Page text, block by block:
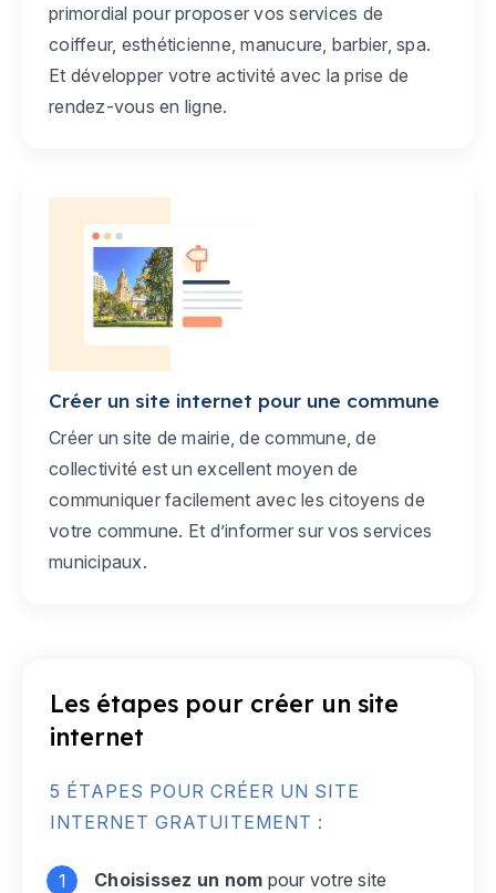
primordial pour proposer vos services de
coiffeur, esthéticienne, manucure, barbier, spa.
Et développer votre activité avec la prise de
rendez-vous en ligne.
Créer un site internet pour une commune
Créer un site de mairie, de commune, de
collectivité est un excellent moyen de
communiquer facilement avec les citoyens de
votre commune. Et d’informer sur vos services
municipaux.
Les étapes pour créer un site
internet
5 ÉTAPES POUR CRÉER UN SITE
INTERNET GRATUITEMENT :
Choisissez un nom pour votre site